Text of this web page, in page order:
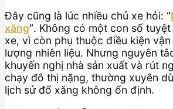
Đây cũng là lúc nhiều chủ xe hỏi: “
xăng”. Không có một con số
xe, vì còn phụ thuộc điều kiện
lượng nhiên liệu. Nhưng nguyên
khuyến nghị nhà sản xuất và rút
chạy đô thị nặng, thường xuyên
lịch sử đổ xăng không ổn định.